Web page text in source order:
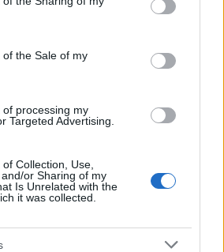
to Google and its third-party tags to
specified purposes in below Google
the Sale of my
processing my
Targeted Advertising.
Collection, Use,
or Sharing of my
Is Unrelated with the
it was collected.
Agostina Diturco